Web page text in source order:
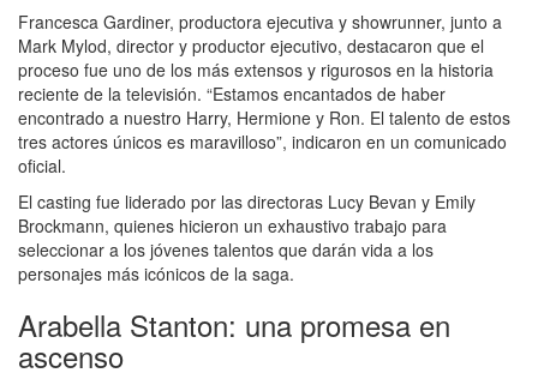
Francesca Gardiner, productora ejecutiva y showrunner, junto a
Mark Mylod, director y productor ejecutivo, destacaron que el
proceso fue uno de los más extensos y rigurosos en la historia
reciente de la televisión. “Estamos encantados de haber
encontrado a nuestro Harry, Hermione y Ron. El talento de estos
tres actores únicos es maravilloso”, indicaron en un comunicado
oficial.
El casting fue liderado por las directoras Lucy Bevan y Emily
Brockmann, quienes hicieron un exhaustivo trabajo para
seleccionar a los jóvenes talentos que darán vida a los
personajes más icónicos de la saga.
Arabella Stanton: una promesa en
ascenso